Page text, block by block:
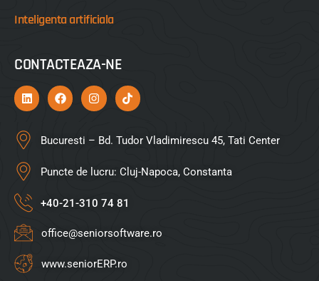
Inteligenta artificiala
CONTACTEAZA-NE
Bucuresti – Bd. Tudor Vladimirescu 45, Tati Center
Puncte de lucru: Cluj-Napoca, Constanta
+40-21-310 74 81
office@seniorsoftware.ro
www.seniorERP.ro